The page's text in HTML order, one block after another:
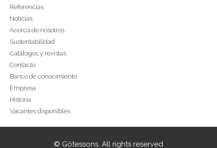
Referencias
Noticias
Acerca de nosotros
Sustentabilidad
Catálogos y revistas
Contacto
Banco de conocimiento
Empresa
Historia
Vacantes disponibles
© Götessons. All rights reserved